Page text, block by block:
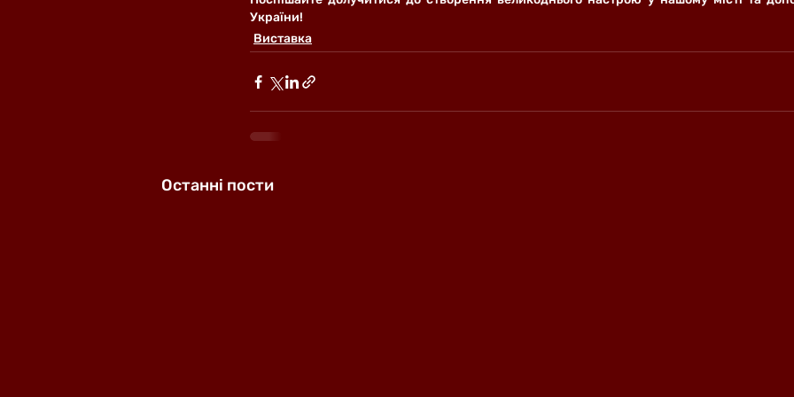
України!
Виставка
Останні пости